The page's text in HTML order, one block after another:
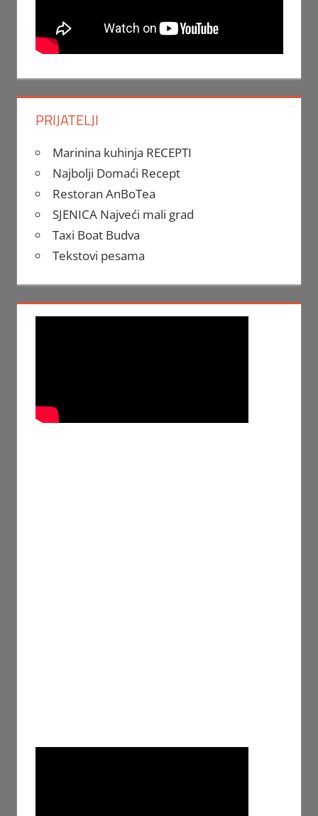
PRIJATELJI
Marinina kuhinja RECEPTI
Najbolji Domaći Recept
Restoran AnBoTea
SJENICA Najveći mali grad
Taxi Boat Budva
Tekstovi pesama